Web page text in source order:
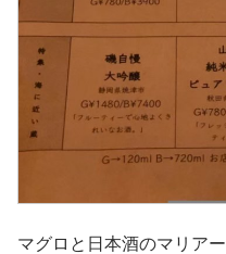
マグロと日本酒のマリア